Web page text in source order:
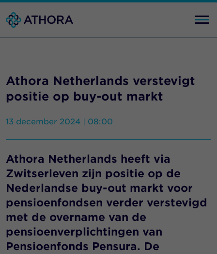
Athora Netherlands verstevigt
positie op buy-out markt
13 december 2024 | 08:00
Athora Netherlands heeft via
Zwitserleven zijn positie op de
Nederlandse buy-out markt voor
pensioenfondsen verder verstevigd
met de overname van de
pensioenverplichtingen van
Pensioenfonds Pensura. De